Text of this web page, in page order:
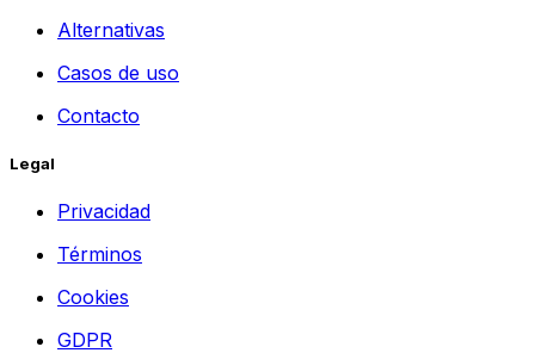
Alternativas
Casos de uso
Contacto
Legal
Privacidad
Términos
Cookies
GDPR